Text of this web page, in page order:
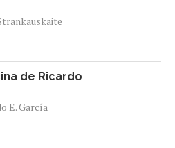
de Ricardo
E. García